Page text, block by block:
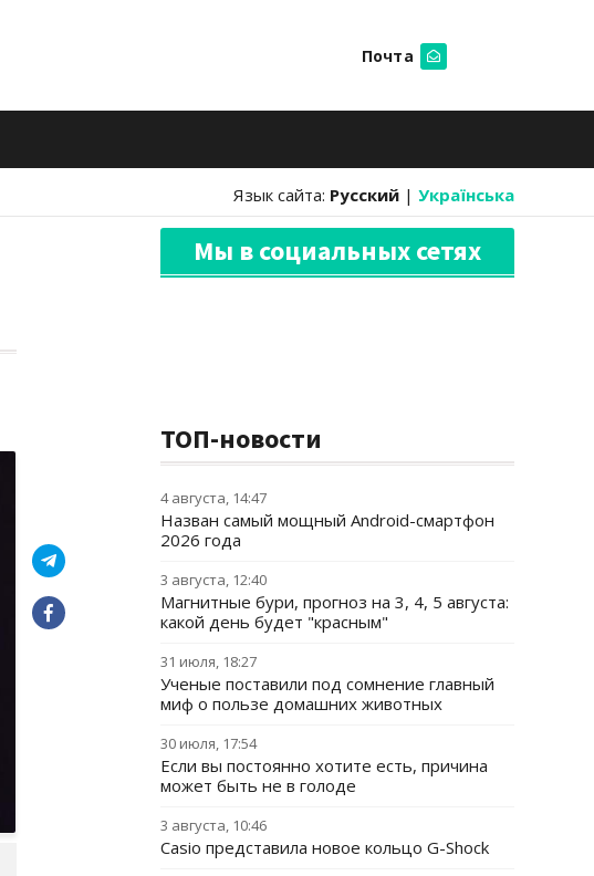
Почта
Язык сайта: Русский | Українська
Мы в социальных сетях
ТОП-новости
4 августа, 14:47
Назван самый мощный Android-смартфон
2026 года
3 августа, 12:40
Магнитные бури, прогноз на 3, 4, 5 августа:
какой день будет "красным"
31 июля, 18:27
Ученые поставили под сомнение главный
миф о пользе домашних животных
30 июля, 17:54
Если вы постоянно хотите есть, причина
может быть не в голоде
3 августа, 10:46
Casio представила новое кольцо G-Shock